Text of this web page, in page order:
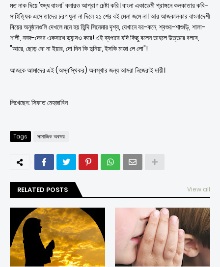
মত নাক দিয়ে 'শুদ্ধ বাংলা' বলারও আপ্রাণ চেষ্টা করি। বাংলা একাডেমী প্রাঙ্গনে কলকাতার কবি-
সাহিত্যিক এসে তাদের চরণ ধুলা না দিলে ২১ শের বই মেলা জমে না। আর আজকালকার বাংলাদেশী
বিয়ের অনুষ্ঠানগুলি দেখলে মনে হয় হিন্দি সিনেমার দৃশ্য, যেখানে বর-কনে, শ্বশুর-শাশুড়ি, শালা-
শালী, ননদ-দেবর একসাথে ড্যান্সও করে! এই ব্যপারে যদি কিছু বলেন তাহলে উত্তরে বলবে,
"আরে, ছোড় দো না ইয়ার, দো দিন কি দুনিয়া, ইসকি মাজা লে লো"!
আজকে আমাদের এই (অস্বস্থিকর) অবস্থার জন্য আমরা নিজেরাই দায়ী।
লিখেছেন: সিফাত মেহজাবিন
Tags সামাজিক অবক্ষয়
RELATED POSTS View all